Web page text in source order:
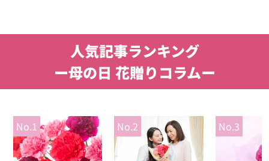
人気記事ランキング
ー母の日 花贈りコラムー
No.1 No.2 No.3